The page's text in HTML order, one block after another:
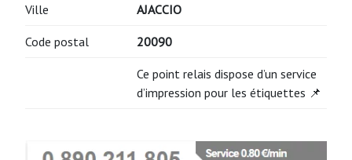
Ville AJACCIO
Code postal 20090
Ce point relais dispose d’un service
d’impression pour les étiquettes 📌